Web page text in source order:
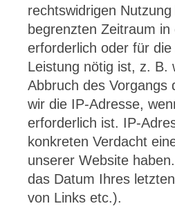
rechtswidrigen
begrenzten Zeitraum
erforderlich oder für
Leistung nötig ist, z. B.
Abbruch des Vorgangs
wir die IP-Adresse,
erforderlich ist. IP-
konkreten Verdacht
unserer Website
das Datum Ihres
von Links etc.).